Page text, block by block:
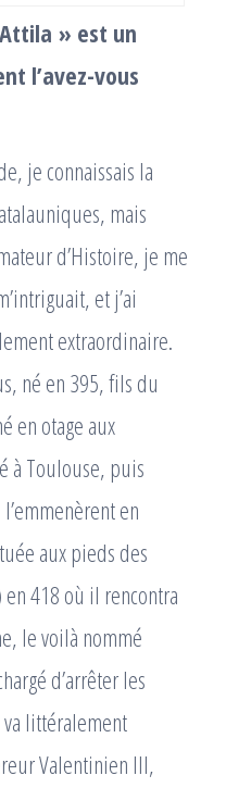
» est un
l’avez-vous
je connaissais la
mais
d’Histoire, je me
et j’ai
extraordinaire.
né en 395, fils du
en otage aux
à Toulouse, puis
en
aux pieds des
418 où il rencontra
le voilà nommé
d’arrêter les
va littéralement
Valentinien III,